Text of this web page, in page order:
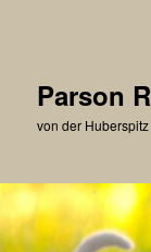
Parson
von der Huberspitz